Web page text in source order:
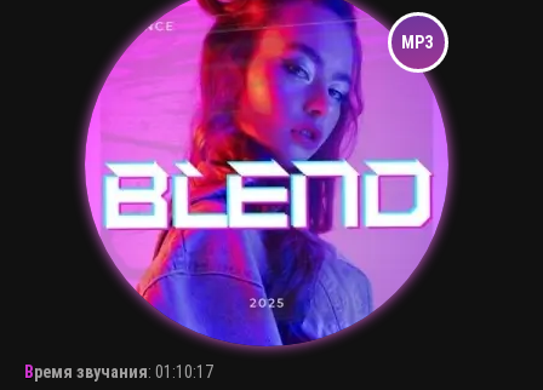
Время звучания: 01:10:17